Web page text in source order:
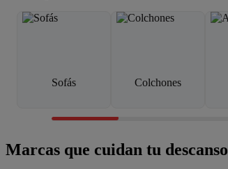
Sofás Colchones
Marcas que cuidan tu descanso